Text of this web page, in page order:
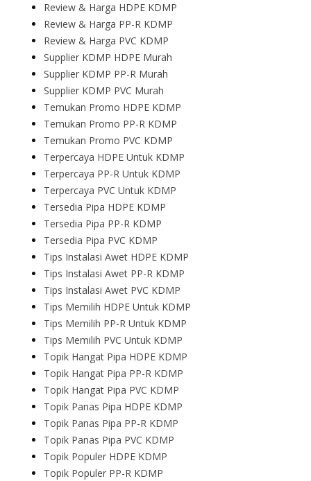
Review & Harga HDPE KDMP
Review & Harga PP-R KDMP
Review & Harga PVC KDMP
Supplier KDMP HDPE Murah
Supplier KDMP PP-R Murah
Supplier KDMP PVC Murah
Temukan Promo HDPE KDMP
Temukan Promo PP-R KDMP
Temukan Promo PVC KDMP
Terpercaya HDPE Untuk KDMP
Terpercaya PP-R Untuk KDMP
Terpercaya PVC Untuk KDMP
Tersedia Pipa HDPE KDMP
Tersedia Pipa PP-R KDMP
Tersedia Pipa PVC KDMP
Tips Instalasi Awet HDPE KDMP
Tips Instalasi Awet PP-R KDMP
Tips Instalasi Awet PVC KDMP
Tips Memilih HDPE Untuk KDMP
Tips Memilih PP-R Untuk KDMP
Tips Memilih PVC Untuk KDMP
Topik Hangat Pipa HDPE KDMP
Topik Hangat Pipa PP-R KDMP
Topik Hangat Pipa PVC KDMP
Topik Panas Pipa HDPE KDMP
Topik Panas Pipa PP-R KDMP
Topik Panas Pipa PVC KDMP
Topik Populer HDPE KDMP
Topik Populer PP-R KDMP